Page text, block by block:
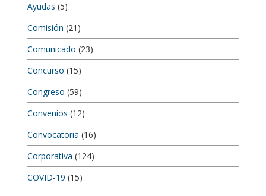
Ayudas (5)
Comisión (21)
Comunicado (23)
Concurso (15)
Congreso (59)
Convenios (12)
Convocatoria (16)
Corporativa (124)
COVID-19 (15)